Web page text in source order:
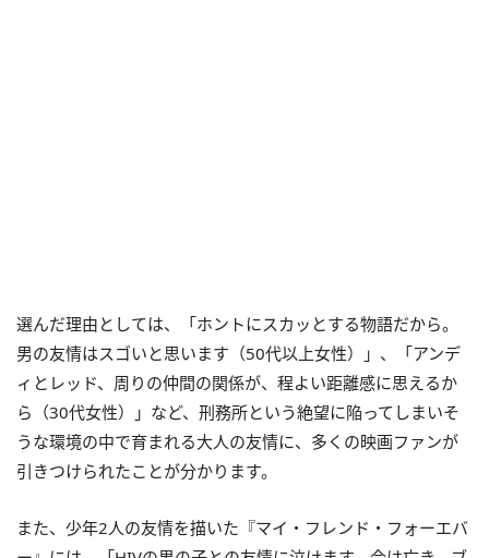
選んだ理由としては、「ホントにスカッとする物語だから。
男の友情はスゴいと思います（50代以上女性）」、「アンデ
ィとレッド、周りの仲間の関係が、程よい距離感に思えるか
ら（30代女性）」など、刑務所という絶望に陥ってしまいそ
うな環境の中で育まれる大人の友情に、多くの映画ファンが
引きつけられたことが分かります。
また、少年2人の友情を描いた『マイ・フレンド・フォーエバ